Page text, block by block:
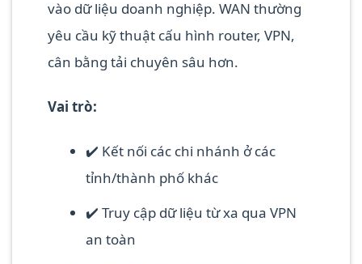
vào dữ liệu doanh nghiệp. WAN thường
yêu cầu kỹ thuật cấu hình router, VPN,
cân bằng tải chuyên sâu hơn.
Vai trò:
✔️ Kết nối các chi nhánh ở các
tỉnh/thành phố khác
✔️ Truy cập dữ liệu từ xa qua VPN
an toàn